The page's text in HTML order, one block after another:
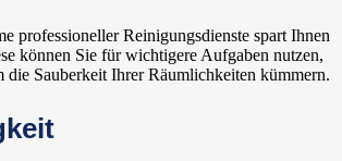
professioneller Reinigungsdienste spart Ihnen
können Sie für wichtigere Aufgaben nutzen,
die Sauberkeit Ihrer Räumlichkeiten kümmern.